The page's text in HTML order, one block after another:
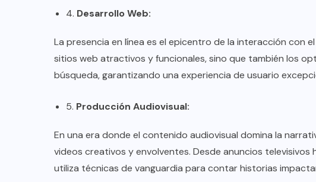
4. Desarrollo Web:
La presencia en línea es el epicentro de la interacción con
sitios web atractivos y funcionales, sino que también los
búsqueda, garantizando una experiencia de usuario
5. Producción Audiovisual:
En una era donde el contenido audiovisual domina la
videos creativos y envolventes. Desde anuncios
utiliza técnicas de vanguardia para contar historias